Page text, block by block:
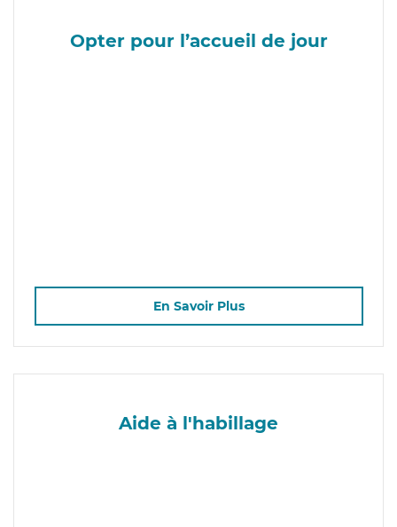
Opter pour l’accueil de jour
En Savoir Plus
Aide à l'habillage